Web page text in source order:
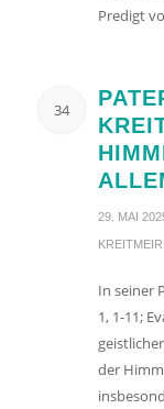
Predigt
34
29. MAI
KREITMEIR
In seiner
1, 1-11;
der